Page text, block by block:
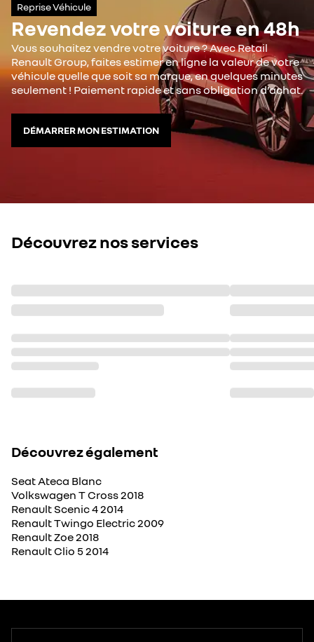
Reprise Véhicule
Revendez votre voiture en 48h
Vous souhaitez vendre votre voiture ? Avec Retail
Renault Group, faites estimer en ligne la valeur de votre
véhicule quelle que soit sa marque, en quelques minutes
seulement ! Paiement rapide et sans obligation d’achat.
DÉMARRER MON ESTIMATION
Découvrez nos services
Découvrez également
Seat Ateca Blanc
Volkswagen T Cross 2018
Renault Scenic 4 2014
Renault Twingo Electric 2009
Renault Zoe 2018
Renault Clio 5 2014